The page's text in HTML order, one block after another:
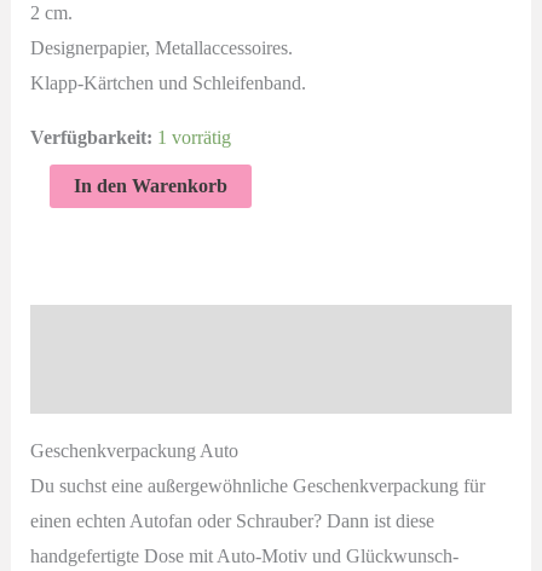
2 cm.
Designerpapier, Metallaccessoires.
Klapp-Kärtchen und Schleifenband.
Verfügbarkeit: 1 vorrätig
In den Warenkorb
Geschenkverpackung Auto
Du suchst eine außergewöhnliche Geschenkverpackung für
einen echten Autofan oder Schrauber? Dann ist diese
handgefertigte Dose mit Auto-Motiv und Glückwunsch-